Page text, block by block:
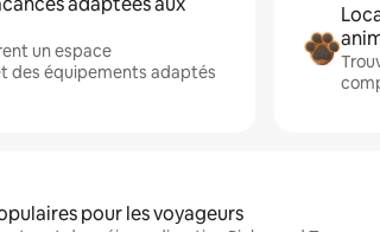
un espace
des équipements adaptés
pour les voyageurs